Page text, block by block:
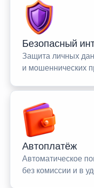
Безопасный
Защита личных
и мошеннических
Автоплатёж
Автоматическое
без комиссии и в